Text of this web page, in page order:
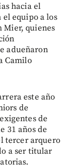
hacia el
equipo a los
Mier, quienes
adueñaron
Camilo
este año
de
de
31 años de
tercer arquero
a ser titular